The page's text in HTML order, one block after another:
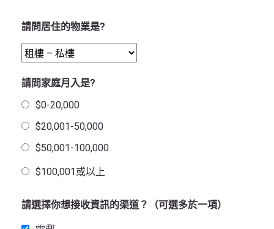
請問居住的物業是?
請問家庭月入是?
$0-20,000
$20,001-50,000
$50,001-100,000
$100,001或以上
請選擇你想接收資訊的渠道？（可選多於一項）